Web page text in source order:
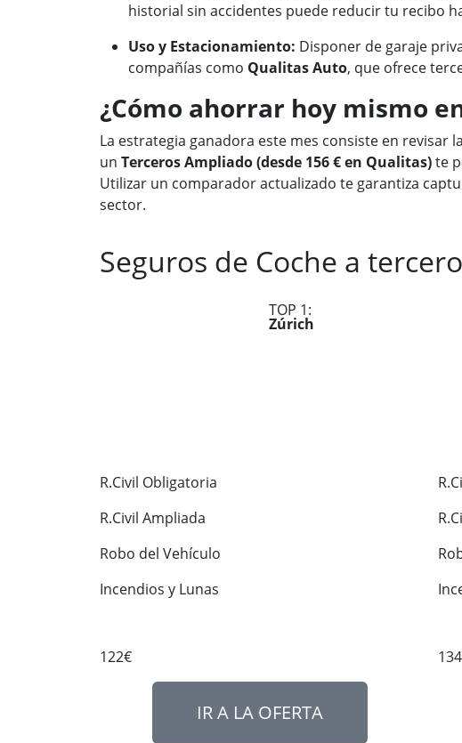
historial sin accidentes puede reducir tu recibo
Uso y Estacionamiento: Disponer de garaje
compañías como Qualitas Auto, que ofrece
¿Cómo ahorrar hoy mismo
La estrategia ganadora este mes consiste en revisar
un Terceros Ampliado (desde 156 € en Qualitas)te
Utilizar un comparador actualizado te garantiza
sector.
Seguros de Coche a
TOP 1:
Zúrich
R.Civil Obligatoria
R.Civil Ampliada
Robo del Vehículo
Incendios y Lunas
122€
IR A LA OFERTA